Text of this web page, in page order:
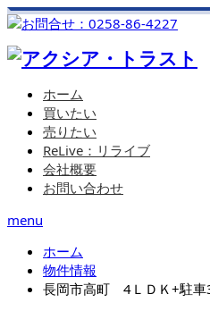
ホーム
買いたい
売りたい
ReLive：リライブ
会社概要
お問い合わせ
menu
ホーム
物件情報
長岡市高町 4ＬＤＫ+駐車